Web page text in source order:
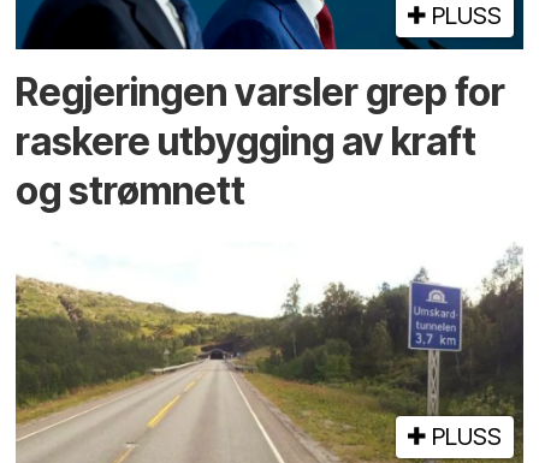
PLUSS
Regjeringen varsler grep for
raskere utbygging av kraft
og strømnett
PLUSS